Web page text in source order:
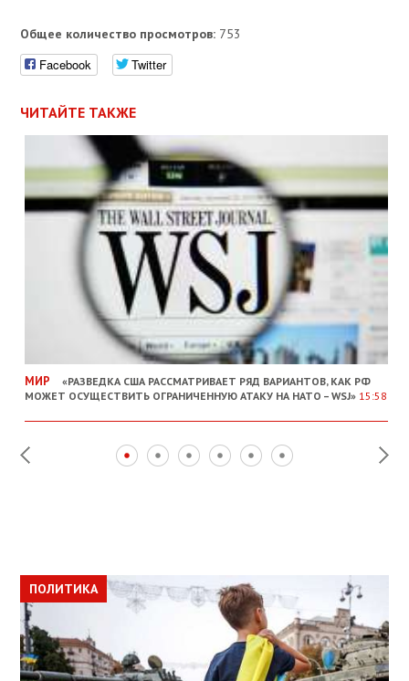
Общее количество просмотров: 753
Facebook Twitter
ЧИТАЙТЕ ТАКЖЕ
МИР
«РАЗВЕДКА США РАССМАТРИВАЕТ РЯД ВАРИАНТОВ, КАК РФ
МОЖЕТ ОСУЩЕСТВИТЬ ОГРАНИЧЕННУЮ АТАКУ НА НАТО – WSJ» 15:58
ПОЛИТИКА
ПОЛИТИКА
ОБЩЕСТВО
ПОЛИТИКА
ЭКОНОМИКА